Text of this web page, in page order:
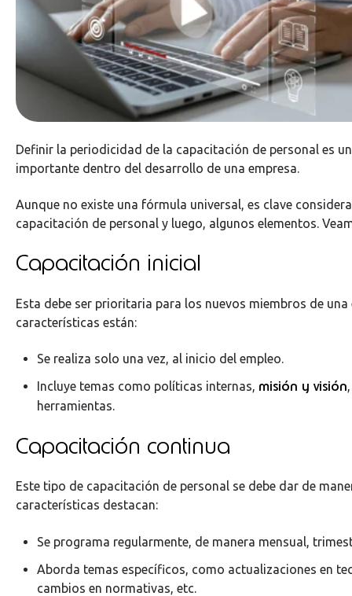
Definir la periodicidad de la capacitación de personal es
importante dentro del desarrollo de una empresa.
Aunque no existe una fórmula universal, es clave
capacitación de personal y luego, algunos elementos.
Capacitación inicial
Esta debe ser prioritaria para los nuevos miembros de una
características están:
Se realiza solo una vez, al inicio del empleo.
Incluye temas como políticas internas, misión y visión
herramientas.
Capacitación continua
Este tipo de capacitación de personal se debe dar de
características destacan:
Se programa regularmente, de manera mensual,
Aborda temas específicos, como actualizaciones en
cambios en normativas, etc.